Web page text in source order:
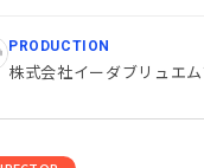
PRODUCTION
株式会社イーダブリュエ